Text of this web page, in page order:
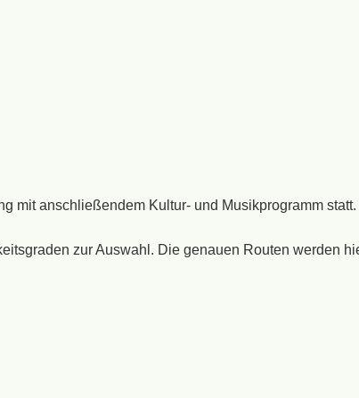
mit anschließendem Kultur- und Musikprogramm statt.
zur Auswahl. Die genauen Routen werden